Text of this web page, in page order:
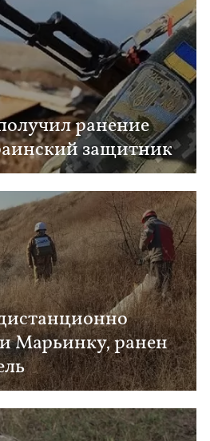
ранение
защитник
Марьинку, ранен